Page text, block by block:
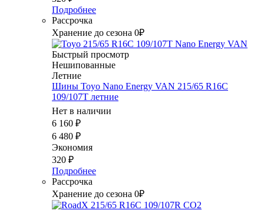
Подробнее
Рассрочка
Хранение до сезона 0₽
Быстрый просмотр
Нешипованные
Летние
Шины Toyo Nano Energy VAN 215/65 R16C
109/107T летние
Нет в наличии
6 160 ₽
6 480 ₽
Экономия
320 ₽
Подробнее
Рассрочка
Хранение до сезона 0₽